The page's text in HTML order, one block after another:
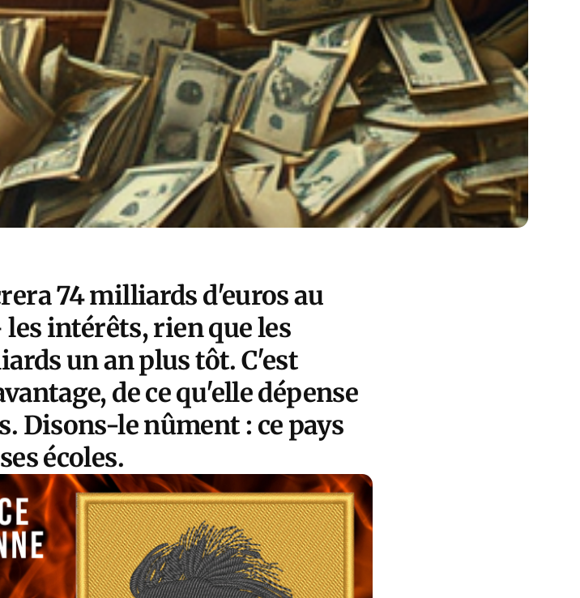
74 milliards d'euros au
intérêts, rien que les
un an plus tôt. C'est
de ce qu'elle dépense
Disons-le nûment : ce pays
écoles.